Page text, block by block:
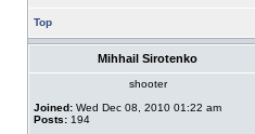
Top
Mihhail Sirotenko
shooter
Joined: Wed Dec 08, 2010 01:22 am
Posts: 194